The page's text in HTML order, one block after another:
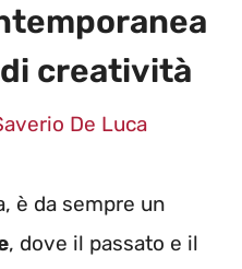
creatività
De Luca
è da sempre un
, dove il passato e il